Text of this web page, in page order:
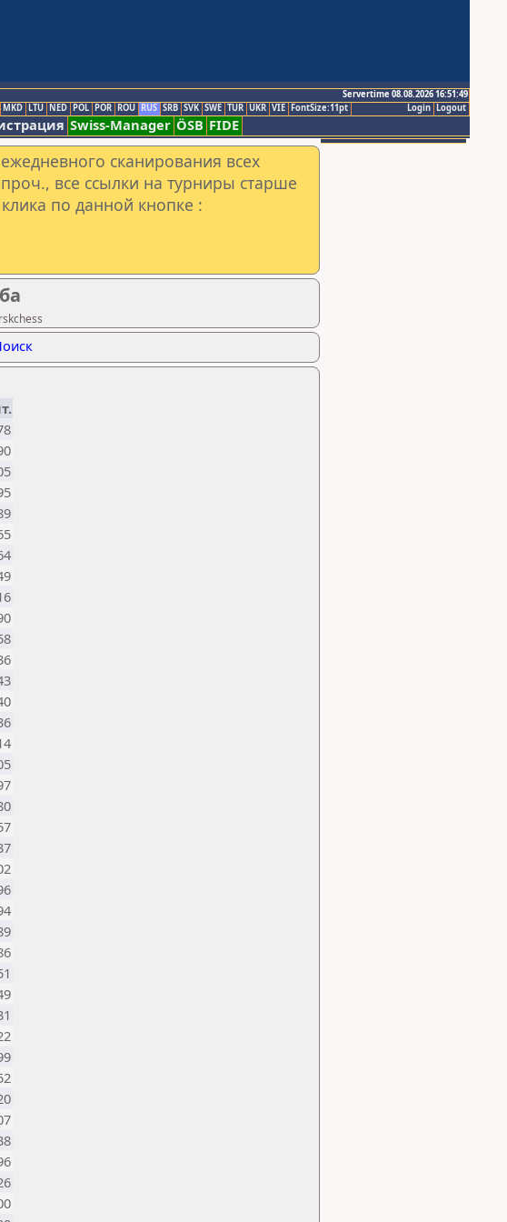
Servertime 08.08.2026 16:51:49
Logout
Login
MKD LTU NED POL POR ROU RUS SRB SVK SWE TUR UKR VIE FontSize:11pt
Swiss-Manager ÖSB FIDE
сканирования всех
все ссылки на турниры старше
по данной кнопке :